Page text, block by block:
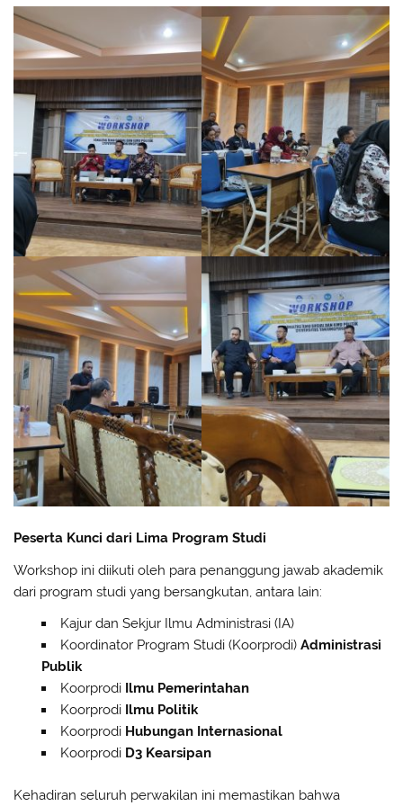
Peserta Kunci dari Lima Program Studi
Workshop ini diikuti oleh para penanggung jawab akademik
dari program studi yang bersangkutan, antara lain:
Kajur dan Sekjur Ilmu Administrasi (IA)
Koordinator Program Studi (Koorprodi) Administrasi
Publik
Koorprodi Ilmu Pemerintahan
Koorprodi Ilmu Politik
Koorprodi Hubungan Internasional
Koorprodi D3 Kearsipan
Kehadiran seluruh perwakilan ini memastikan bahwa